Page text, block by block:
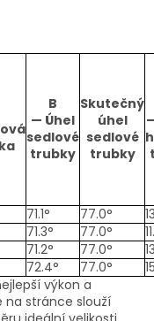
B
— Úhel
sedlové
trubky
Skutečný
úhel
sedlové
trubky
71.1° 77.0°
71.3° 77.0°
71.2° 77.0°
72.4° 77.0°
výkon a
na stránce slouží